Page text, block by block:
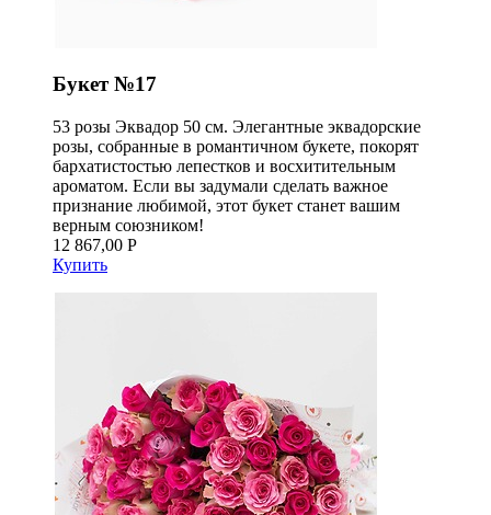
Букет №17
53 розы Эквадор 50 см. Элегантные эквадорские
розы, собранные в романтичном букете, покорят
бархатистостью лепестков и восхитительным
ароматом. Если вы задумали сделать важное
признание любимой, этот букет станет вашим
верным союзником!
12 867,00 Р
Купить